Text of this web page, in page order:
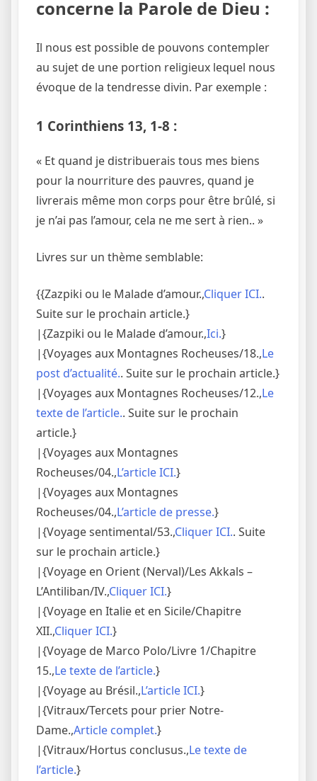
concerne la Parole de Dieu :
Il nous est possible de pouvons contempler
au sujet de une portion religieux lequel nous
évoque de la tendresse divin. Par exemple :
1 Corinthiens 13, 1-8 :
« Et quand je distribuerais tous mes biens
pour la nourriture des pauvres, quand je
livrerais même mon corps pour être brûlé, si
je n’ai pas l’amour, cela ne me sert à rien.. »
Livres sur un thème semblable:
{{Zazpiki ou le Malade d’amour.,Cliquer ICI..
Suite sur le prochain article.}
|{Zazpiki ou le Malade d’amour.,Ici.}
|{Voyages aux Montagnes Rocheuses/18.,Le
post d’actualité.. Suite sur le prochain article.}
|{Voyages aux Montagnes Rocheuses/12.,Le
texte de l’article.. Suite sur le prochain
article.}
|{Voyages aux Montagnes
Rocheuses/04.,L’article ICI.}
|{Voyages aux Montagnes
Rocheuses/04.,L’article de presse.}
|{Voyage sentimental/53.,Cliquer ICI.. Suite
sur le prochain article.}
|{Voyage en Orient (Nerval)/Les Akkals –
L’Antiliban/IV.,Cliquer ICI.}
|{Voyage en Italie et en Sicile/Chapitre
XII.,Cliquer ICI.}
|{Voyage de Marco Polo/Livre 1/Chapitre
15.,Le texte de l’article.}
|{Voyage au Brésil.,L’article ICI.}
|{Vitraux/Tercets pour prier Notre-
Dame.,Article complet.}
|{Vitraux/Hortus conclusus.,Le texte de
l’article.}